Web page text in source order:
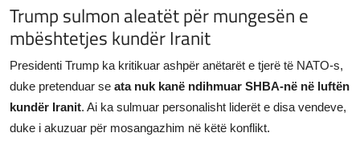
Trump sulmon aleatët për mungesën e
mbështetjes kundër Iranit
Presidenti Trump ka kritikuar ashpër anëtarët e tjerë të NATO-s,
duke pretenduar se ata nuk kanë ndihmuar SHBA-në në luftën
kundër Iranit. Ai ka sulmuar personalisht liderët e disa vendeve,
duke i akuzuar për mosangazhim në këtë konflikt.